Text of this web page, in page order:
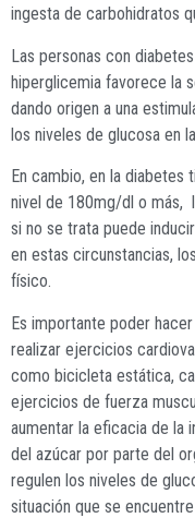
ingesta de carbohidratos
Las personas con
hiperglicemia favorece la
dando origen a una
los niveles de glucosa en
En cambio, en la diabetes
nivel de 180mg/dl o más,
si no se trata puede
en estas circunstancias,
físico.
Es importante poder
realizar ejercicios
como bicicleta estática,
ejercicios de fuerza
aumentar la eficacia de la
del azúcar por parte del
regulen los niveles de
situación que se